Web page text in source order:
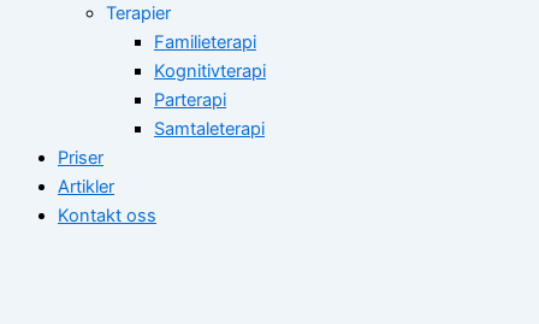
Terapier
Familieterapi
Kognitivterapi
Parterapi
Samtaleterapi
Priser
Artikler
Kontakt oss